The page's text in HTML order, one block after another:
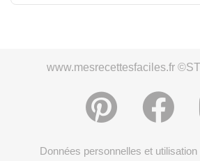
www.mesrecettesfaciles.fr
Données personnelles et